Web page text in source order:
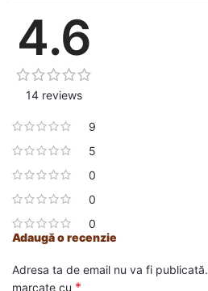
4.6
14 reviews
9
5
0
0
0
Adaugă o recenzie
Adresa ta de email nu va fi publicată.
marcate cu *